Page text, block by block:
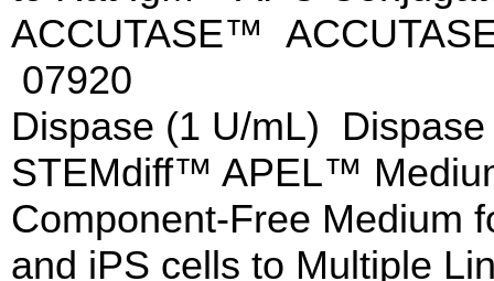
ACCUTASE™
07920
Dispase (1 U/mL)
STEMdiff™ APEL™
Component-Free Medium
and iPS cells to Multiple